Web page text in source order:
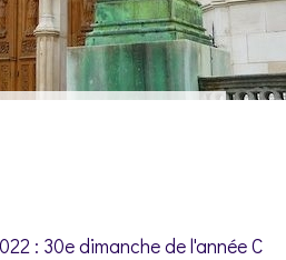
: 30e dimanche de l'année C